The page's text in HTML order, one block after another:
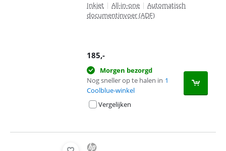
Inkjet | All-in-one | Automatisch
documentinvoer (ADF)
185,-
Morgen bezorgd
Nog sneller op te halen in 1
Coolblue-winkel
Vergelijken